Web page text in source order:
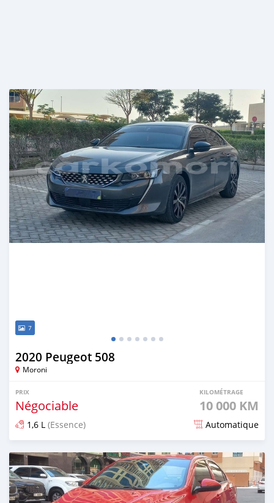
7
2020 Peugeot 508
Moroni
PRIX
Négociable
KILOMÉTRAGE
10 000 KM
1,6 L (Essence) Automatique
Publié il y a plus d'un an